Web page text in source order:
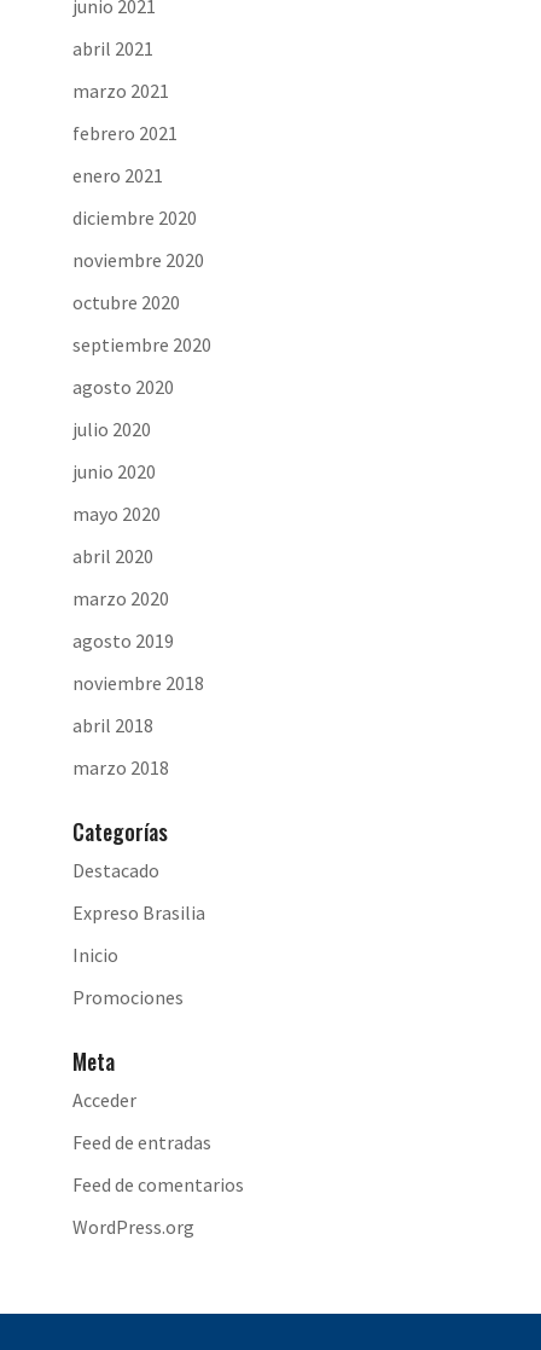
junio 2021
abril 2021
marzo 2021
febrero 2021
enero 2021
diciembre 2020
noviembre 2020
octubre 2020
septiembre 2020
agosto 2020
julio 2020
junio 2020
mayo 2020
abril 2020
marzo 2020
agosto 2019
noviembre 2018
abril 2018
marzo 2018
Categorías
Destacado
Expreso Brasilia
Inicio
Promociones
Meta
Acceder
Feed de entradas
Feed de comentarios
WordPress.org